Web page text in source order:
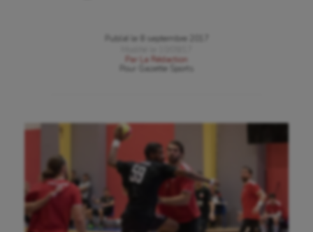
Publié le
8 septembre 2017
Par
La Rédaction
Gazette Sports